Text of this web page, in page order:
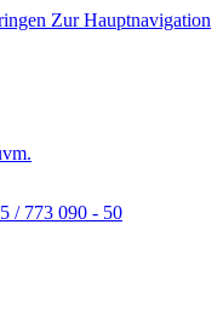
Zur Hauptnavigation
/ 773 090 - 50